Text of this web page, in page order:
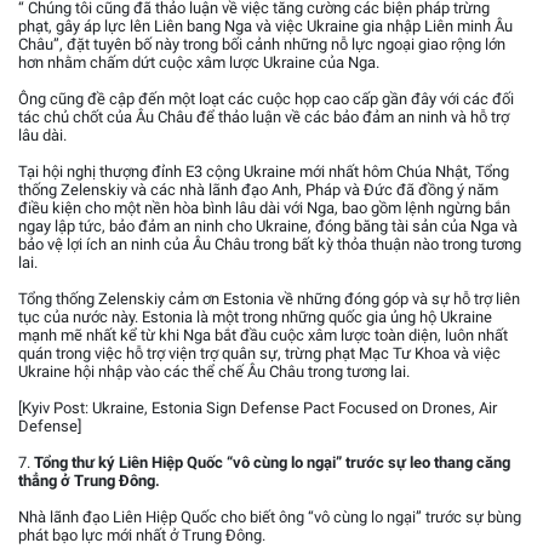
“ Chúng tôi cũng đã thảo luận về việc tăng cường các biện pháp trừng
phạt, gây áp lực lên Liên bang Nga và việc Ukraine gia nhập Liên minh Âu
Châu”, đặt tuyên bố này trong bối cảnh những nỗ lực ngoại giao rộng lớn
hơn nhằm chấm dứt cuộc xâm lược Ukraine của Nga.
Ông cũng đề cập đến một loạt các cuộc họp cao cấp gần đây với các đối
tác chủ chốt của Âu Châu để thảo luận về các bảo đảm an ninh và hỗ trợ
lâu dài.
Tại hội nghị thượng đỉnh E3 cộng Ukraine mới nhất hôm Chúa Nhật, Tổng
thống Zelenskiy và các nhà lãnh đạo Anh, Pháp và Đức đã đồng ý năm
điều kiện cho một nền hòa bình lâu dài với Nga, bao gồm lệnh ngừng bắn
ngay lập tức, bảo đảm an ninh cho Ukraine, đóng băng tài sản của Nga và
bảo vệ lợi ích an ninh của Âu Châu trong bất kỳ thỏa thuận nào trong tương
lai.
Tổng thống Zelenskiy cảm ơn Estonia về những đóng góp và sự hỗ trợ liên
tục của nước này. Estonia là một trong những quốc gia ủng hộ Ukraine
mạnh mẽ nhất kể từ khi Nga bắt đầu cuộc xâm lược toàn diện, luôn nhất
quán trong việc hỗ trợ viện trợ quân sự, trừng phạt Mạc Tư Khoa và việc
Ukraine hội nhập vào các thể chế Âu Châu trong tương lai.
[Kyiv Post: Ukraine, Estonia Sign Defense Pact Focused on Drones, Air
Defense]
7. Tổng thư ký Liên Hiệp Quốc “vô cùng lo ngại” trước sự leo thang căng
thẳng ở Trung Đông.
Nhà lãnh đạo Liên Hiệp Quốc cho biết ông “vô cùng lo ngại” trước sự bùng
phát bạo lực mới nhất ở Trung Đông.